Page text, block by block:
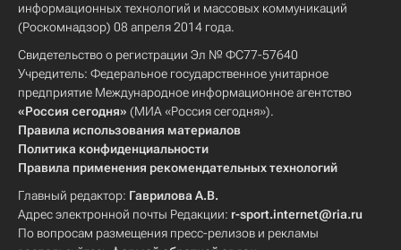
информационных технологий и массовых коммуникаций
(Роскомнадзор) 08 апреля 2014 года.
Свидетельство о регистрации Эл № ФС77-57640
Учредитель: Федеральное государственное унитарное
предприятие Международное информационное агентство
«Россия сегодня» (МИА «Россия сегодня»).
Правила использования материалов
Политика конфиденциальности
Правила применения рекомендательных технологий
Главный редактор: Гаврилова А.В.
Адрес электронной почты Редакции: r-sport.internet@ria.ru
По вопросам размещения пресс-релизов и рекламы